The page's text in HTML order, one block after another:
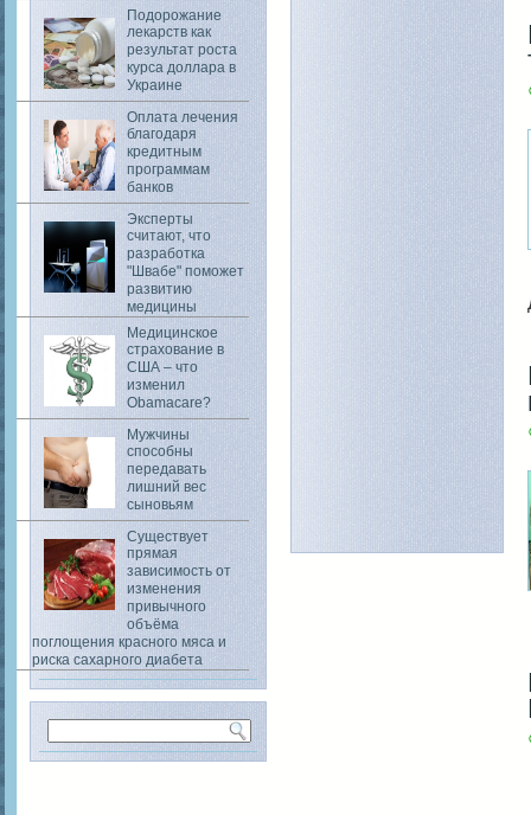
Подорожание
лекарств как
результат роста
курса доллара в
Украине
Оплата лечения
благодаря
кредитным
программам
банков
Эксперты
считают, что
разработка
"Швабе" поможет
развитию
медицины
Медицинское
страхование в
США – что
изменил
Obamacare?
Мужчины
способны
передавать
лишний вес
сыновьям
Существует
прямая
зависимость от
изменения
привычного
объёма
поглощения красного мяса и
риска сахарного диабета